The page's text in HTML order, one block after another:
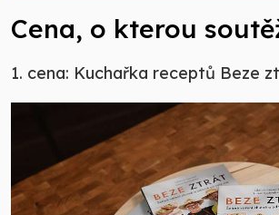
Cena, o kterou
1. cena: Kuchařka receptů Beze